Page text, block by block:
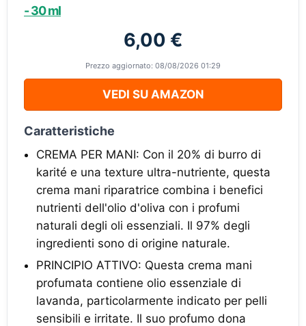
- 30 ml
6,00 €
Prezzo aggiornato: 08/08/2026 01:29
VEDI SU AMAZON
Caratteristiche
CREMA PER MANI: Con il 20% di burro di
karité e una texture ultra-nutriente, questa
crema mani riparatrice combina i benefici
nutrienti dell'olio d'oliva con i profumi
naturali degli oli essenziali. Il 97% degli
ingredienti sono di origine naturale.
PRINCIPIO ATTIVO: Questa crema mani
profumata contiene olio essenziale di
lavanda, particolarmente indicato per pelli
sensibili e irritate. Il suo profumo dona